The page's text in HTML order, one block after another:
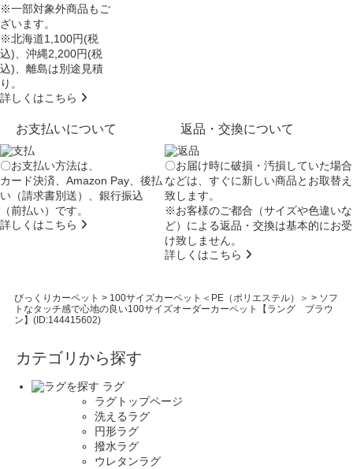
※一部対象外商品もご
ざいます。
※北海道1,100円(税
込)、沖縄2,200円(税
込)、離島は別途見積
り。
詳しくはこちら
お支払いについて
〇お支払い方法は、
カード決済、Amazon Pay、後払
い（請求書別送）、銀行振込
（前払い）です。
詳しくはこちら
返品・交換について
〇お届け時に破損・汚損していた場合
などは、すぐに新しい商品とお取替え
致します。
※お客様のご都合（サイズや色違いな
ど）による返品・交換は基本的にお受
け致しません。
詳しくはこちら
びっくりカーペット > 100サイズカーペット＜PE（ポリエステル）＞ > ソフ
トなタッチ感で心地の良い100サイズオーダーカーペット【ラング ブラウ
ン】(ID:144415602)
カテゴリから探す
ラグ
ラグトップページ
洗えるラグ
円形ラグ
撥水ラグ
ウレタンラグ